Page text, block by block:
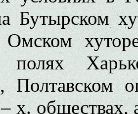
Бутырском
Омском
Полтавском
– х.